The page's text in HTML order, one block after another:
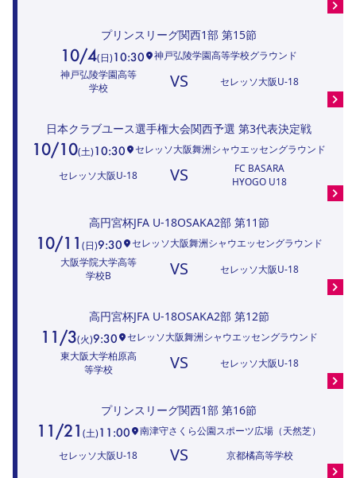
プリンスリーグ関西1部 第15節
10/4(日)10:30 神戸弘陵学園高等学校グラウンド
セレッソ大阪U-18
VS
神戸弘陵学園高等
学校
日本クラブユース選手権大会関西予選 第3代表決定戦
10/10(土)10:30 セレッソ大阪舞洲シャウエッセングラウンド
セレッソ大阪U-18 VS
FC BASARA
HYOGO U18
高円宮杯JFA U-18OSAKA2部 第11節
10/11 (日)9:30 セレッソ大阪舞洲シャウエッセングラウンド
セレッソ大阪U-18
VS
大阪学院大学高等
学校B
高円宮杯JFA U-18OSAKA2部 第12節
11/3(火)9:30 セレッソ大阪舞洲シャウエッセングラウンド
セレッソ大阪U-18
VS
東大阪大学柏原高
等学校
プリンスリーグ関西1部 第16節
11/21 (土)11:00 南津守さくら公園スポーツ広場（天然芝）
セレッソ大阪U-18 VS 京都橘高等学校